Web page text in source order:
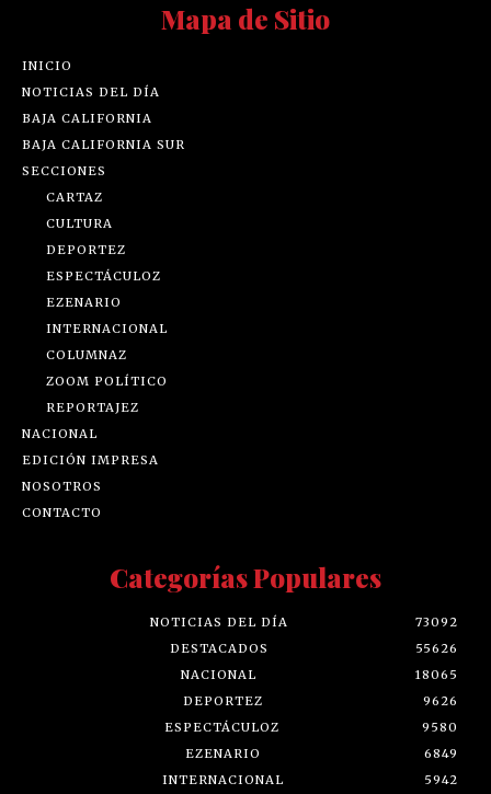
Mapa de Sitio
INICIO
NOTICIAS DEL DÍA
BAJA CALIFORNIA
BAJA CALIFORNIA SUR
SECCIONES
CARTAZ
CULTURA
DEPORTEZ
ESPECTÁCULOZ
EZENARIO
INTERNACIONAL
COLUMNAZ
ZOOM POLÍTICO
REPORTAJEZ
NACIONAL
EDICIÓN IMPRESA
NOSOTROS
CONTACTO
Categorías Populares
NOTICIAS DEL DÍA
73092
DESTACADOS
55626
NACIONAL
18065
DEPORTEZ
9626
ESPECTÁCULOZ
9580
EZENARIO
6849
INTERNACIONAL
5942